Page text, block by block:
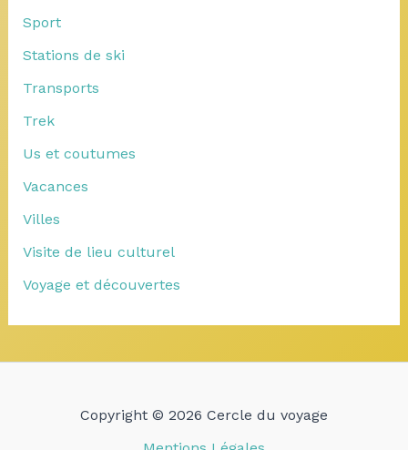
Sport
Stations de ski
Transports
Trek
Us et coutumes
Vacances
Villes
Visite de lieu culturel
Voyage et découvertes
Copyright © 2026 Cercle du voyage